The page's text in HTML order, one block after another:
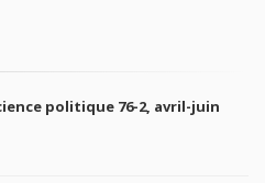
politique 76-2, avril-juin